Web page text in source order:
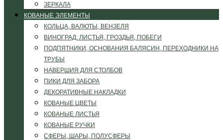
ЗЕРКАЛА
КОВАНЫЕ ЭЛЕМЕНТЫ
КОЛЬЦА, ВАЛЮТЫ, ВЕНЗЕЛЯ
ВИНОГРАД: ЛИСТЬЯ, ГРОЗДЬЯ, ПОБЕГИ
ПОДПЯТНИКИ, ОСНОВАНИЯ БАЛЯСИН, ПЕРЕХОДНИКИ НА
ТРУБЫ
НАВЕРШИЯ ДЛЯ СТОЛБОВ
ПИКИ ДЛЯ ЗАБОРА
ДЕКОРАТИВНЫЕ НАКЛАДКИ
КОВАНЫЕ ЦВЕТЫ
КОВАНЫЕ ЛИСТЬЯ
КОВАНЫЕ РУЧКИ
СФЕРЫ, ШАРЫ, ПОЛУСФЕРЫ